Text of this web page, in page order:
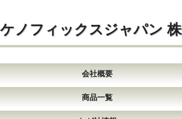
ケノフィックスジャパン
会社概要
商品一覧